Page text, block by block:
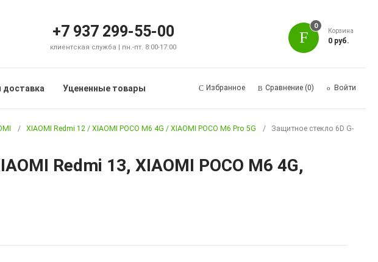
+7 937 299-55-00
клиентская служба | пн.-пт. 8:00-17:00
0
Корзина
0 руб.
доставка Уцененные товары Избранное Сравнение (0) Войти
XIAOMI Redmi 12 / XIAOMI POCO M6 4G / XIAOMI POCO M6 Pro 5G
Защитное стекло 6D G-
Redmi 13, XIAOMI POCO M6 4G,